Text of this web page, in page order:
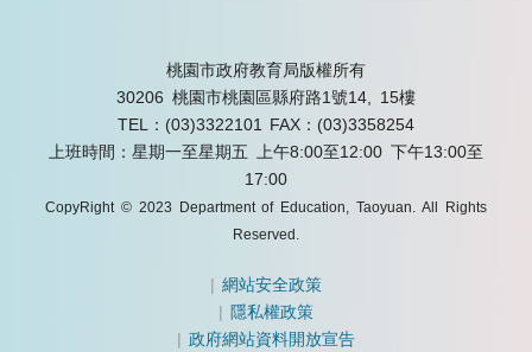
桃園市政府教育局版權所有
30206 桃園市桃園區縣府路1號14, 15樓
TEL：(03)3322101
FAX：(03)3358254
上班時間：星期一至星期五 上午8:00至12:00 下午13:00至
17:00
CopyRight © 2023 Department of Education, Taoyuan. All Rights
Reserved.
|網站安全政策
| 隱私權政策
|政府網站資料開放宣告